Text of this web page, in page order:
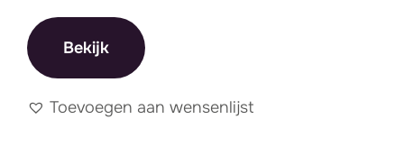
Prijs
Filter
Bekijk
Toevoegen aan wensenlijst